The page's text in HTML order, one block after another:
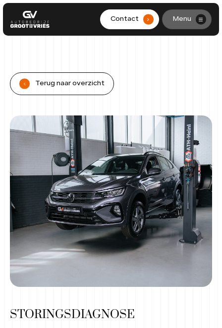
Contact . Menu
WERKPLAATS
OVER ONS
CONTACT
0299-361562
info@grootendevries.nl
Showroom adres
Ohmstraat 1
1446 TCPurmerend
Werkplaats adres
Terug naar overzicht
.
STORINGSDIAGNOSE